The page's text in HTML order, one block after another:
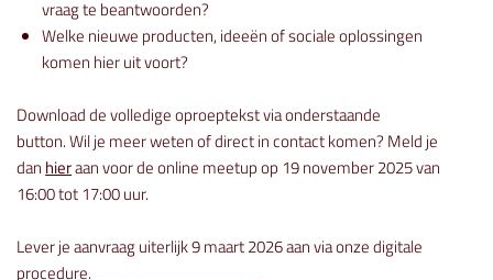
vraag te beantwoorden?
Welke nieuwe producten, ideeën of sociale oplossingen
komen hier uit voort?
Download de volledige oproeptekst via onderstaande
button. Wil je meer weten of direct in contact komen? Meld je
dan hieraan voor de online meetup op 19 november 2025 van
16:00 tot 17:00 uur.
Lever je aanvraag uiterlijk 9 maart 2026 aan via onze digitale
procedure.